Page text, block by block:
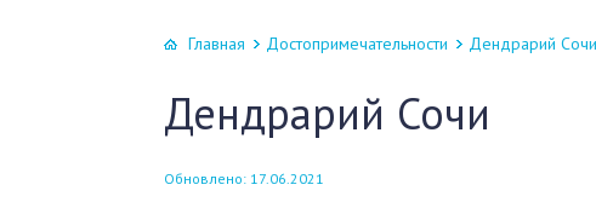
Главная Достопримечательности Дендрарий Сочи
Дендрарий Сочи
Обновлено: 17.06.2021